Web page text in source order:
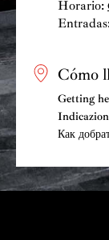
Horario:
Cómo
Getting
Как